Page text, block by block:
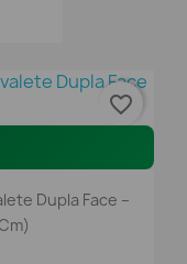
Dupla Face –
favorite_border